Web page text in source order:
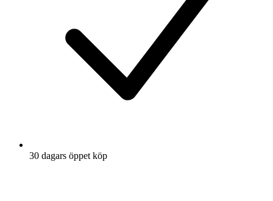
30 dagars öppet köp